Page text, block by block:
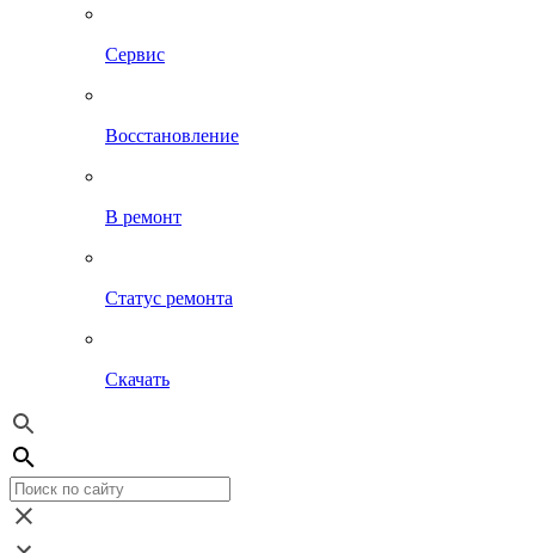
Сервис
Восстановление
В ремонт
Статус ремонта
Скачать